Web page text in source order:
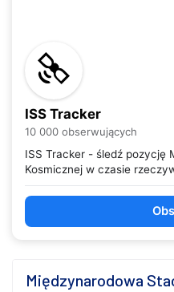
ISS Tracker
10 000 obserwujących
ISS Tracker - śledź pozycję
Kosmicznej w czasie
Międzynarodowa